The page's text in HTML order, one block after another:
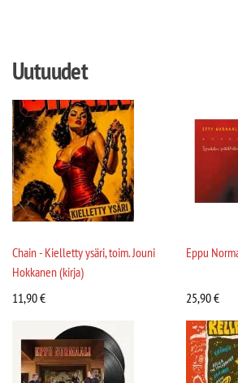
Uutuudet
Chain - Kielletty ysäri, toim. Jouni
Hokkanen (kirja)
11,90€
Eppu
25,90€